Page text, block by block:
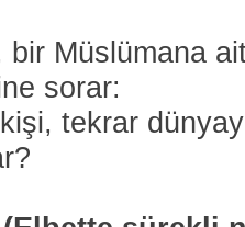
bir Müslümana
sorar:
tekrar